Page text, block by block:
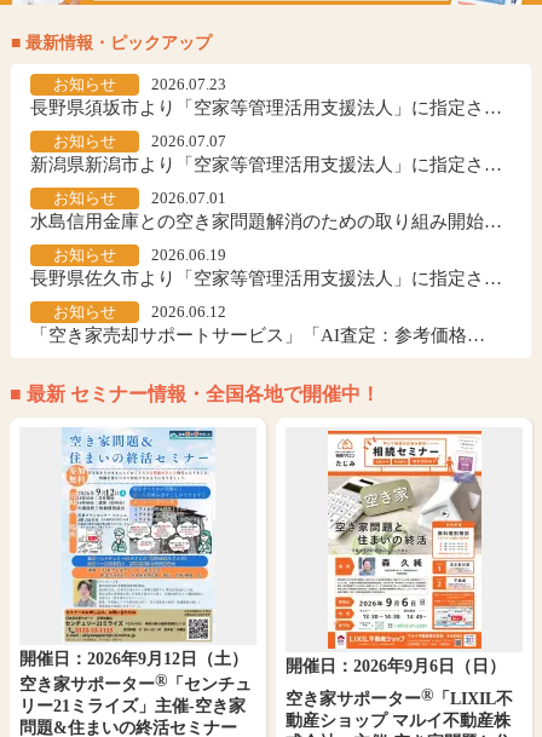
■ 最新情報・ピックアップ
2026.07.23
長野県須坂市より「空家等管理活用支援法人」に指定さ…
2026.07.07
新潟県新潟市より「空家等管理活用支援法人」に指定さ…
2026.07.01
水島信用金庫との空き家問題解消のための取り組み開始…
2026.06.19
長野県佐久市より「空家等管理活用支援法人」に指定さ…
2026.06.12
「空き家売却サポートサービス」「AI査定：参考価格…
■ 最新 セミナー情報・全国各地で開催中！
開催日：2026年9月12日（土）
空き家サポーター® 「センチュ
リー21ミライズ」主催-空き家
問題&住まいの終活セミナー
開催日：2026年9月6日（日）
空き家サポーター® 「LIXIL不
動産ショップ マルイ不動産株